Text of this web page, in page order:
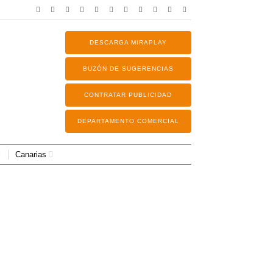
DESCARGA MIRAPLAY
BUZÓN DE SUGERENCIAS
CONTRATAR PUBLICIDAD
DEPARTAMENTO COMERCIAL
Canarias